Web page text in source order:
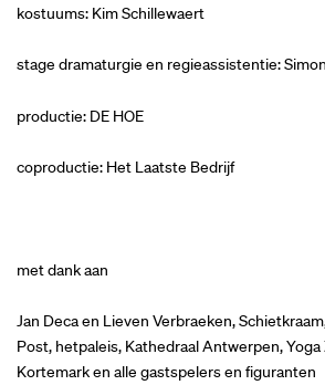
kostuums: Kim Schillewaert
stage dramaturgie en regieassistentie:
productie: DE HOE
coproductie: Het Laatste Bedrijf
met dank aan
Jan Deca en Lieven Verbraeken,
Post, hetpaleis, Kathedraal Antwerpen,
Kortemark en alle gastspelers en figuranten